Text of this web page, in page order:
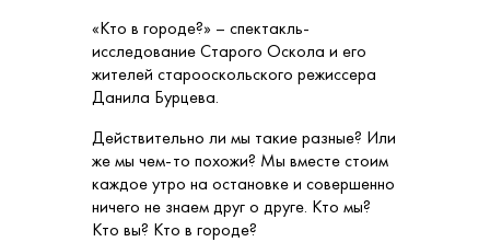
«Кто в городе?» – спектакль-
исследование Старого Оскола и его
жителей старооскольского режиссера
Данила Бурцева.
Действительно ли мы такие разные? Или
же мы чем-то похожи? Мы вместе стоим
каждое утро на остановке и совершенно
ничего не знаем друг о друге. Кто мы?
Кто вы? Кто в городе?